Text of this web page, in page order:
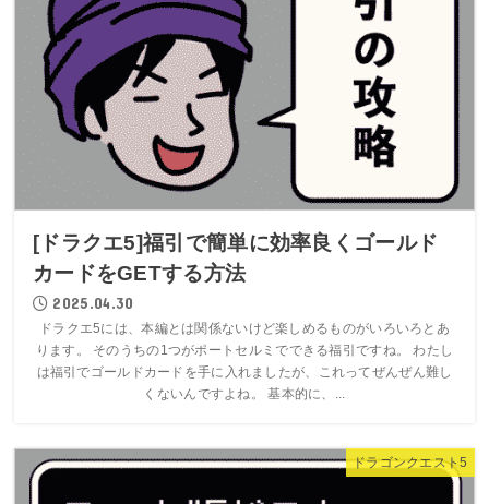
[ドラクエ5]福引で簡単に効率良くゴールド
カードをGETする方法
2025.04.30
ドラクエ5には、本編とは関係ないけど楽しめるものがいろいろとあ
ります。 そのうちの1つがポートセルミでできる福引ですね。 わたし
は福引でゴールドカードを手に入れましたが、これってぜんぜん難し
くないんですよね。 基本的に、...
ドラゴンクエスト5